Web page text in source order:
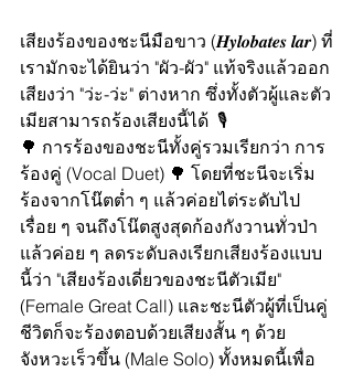
เสียงร้องของชะนีมือขาว (𝑯𝒚𝒍𝒐𝒃𝒂𝒕𝒆𝒔 𝒍𝒂𝒓) ที่
เรามักจะได้ยินว่า "ผัว-ผัว" แท้จริงแล้วออก
เสียงว่า "ว่ะ-ว่ะ" ต่างหาก ซึ่งทั้งตัวผู้และตัว
เมียสามารถร้องเสียงนี้ได้  🎙
🌳 การร้องของชะนีทั้งคู่รวมเรียกว่า การ
ร้องคู่ (Vocal Duet) 🌳 โดยที่ชะนีจะเริ่ม
ร้องจากโน๊ตต่ำ ๆ แล้วค่อยไต่ระดับไป
เรื่อย ๆ จนถึงโน๊ตสูงสุดก้องกังวานทั่วป่า
แล้วค่อย ๆ ลดระดับลงเรียกเสียงร้องแบบ
นี้ว่า "เสียงร้องเดี่ยวของชะนีตัวเมีย"
(Female Great Call) และชะนีตัวผู้ที่เป็นคู่
ชีวิตก็จะร้องตอบด้วยเสียงสั้น ๆ ด้วย
จังหวะเร็วขึ้น (Male Solo) ทั้งหมดนี้เพื่อ